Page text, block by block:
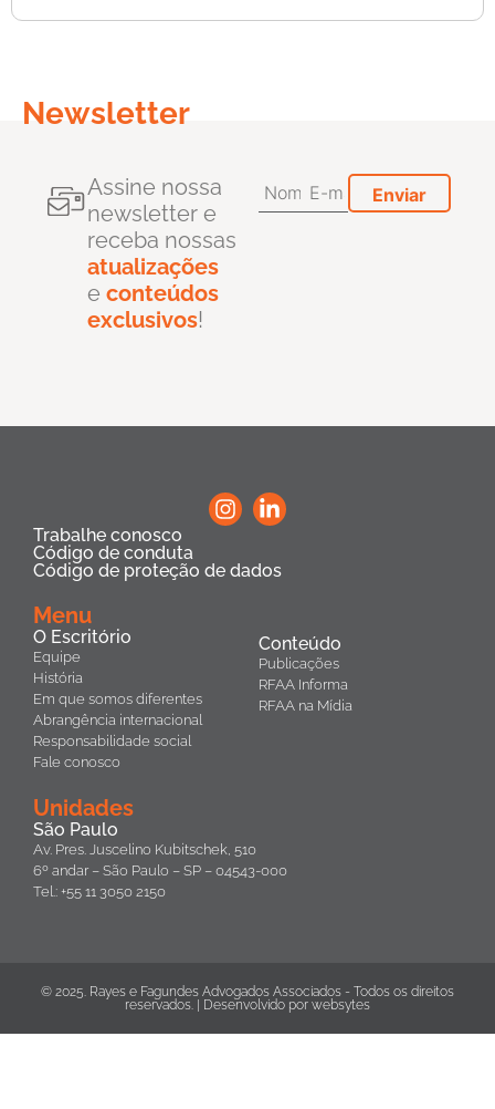
Newsletter
Assine nossa
newsletter e
receba nossas
atualizações
e conteúdos
exclusivos!
Trabalhe conosco
Código de conduta
Código de proteção de dados
Menu
O Escritório
Equipe
História
Em que somos diferentes
Abrangência internacional
Responsabilidade social
Fale conosco
Conteúdo
Publicações
RFAA Informa
RFAA na Mídia
Unidades
São Paulo
Av. Pres. Juscelino Kubitschek, 510
6º andar – São Paulo – SP – 04543-000
Tel.: +55 11 3050 2150
© 2025. Rayes e Fagundes Advogados Associados - Todos os direitos
reservados. | Desenvolvido por websytes